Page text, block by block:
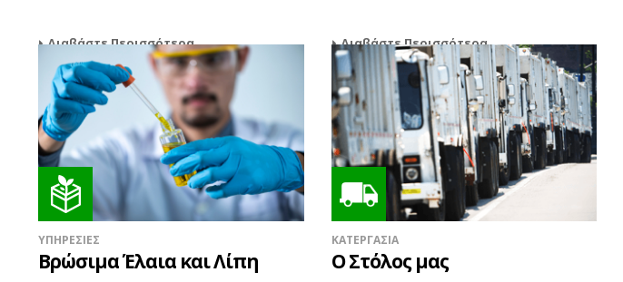
Διαβάστε Περισσότερα Διαβάστε Περισσότερα
ΥΠΗΡΕΣΙΕΣ
Βρώσιμα Έλαια και Λίπη
ΚΑΤΕΡΓΑΣΙΑ
Ο Στόλος μας